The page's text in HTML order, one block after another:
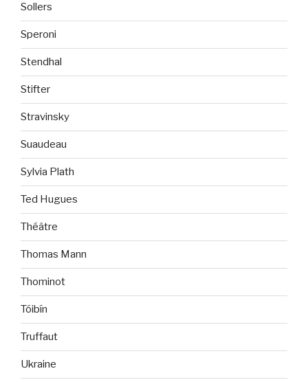
Sollers
Speroni
Stendhal
Stifter
Stravinsky
Suaudeau
Sylvia Plath
Ted Hugues
Théâtre
Thomas Mann
Thominot
Tóibín
Truffaut
Ukraine